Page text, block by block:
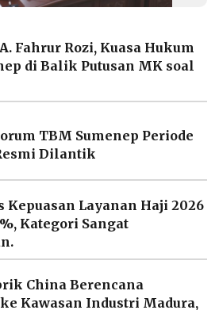
Fahrur Rozi, Kuasa Hukum
di Balik Putusan MK soal
TBM Sumenep Periode
Dilantik
Kepuasan Layanan Haji 2026
Kategori Sangat
China Berencana
Kawasan Industri Madura,